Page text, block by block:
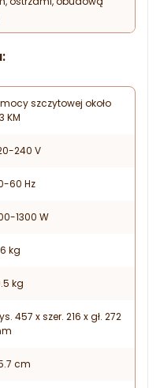
szczytowej około
KM
240 V
60 Hz
1300 W
kg
kg
457 x szer. 216 x gł. 272
cm